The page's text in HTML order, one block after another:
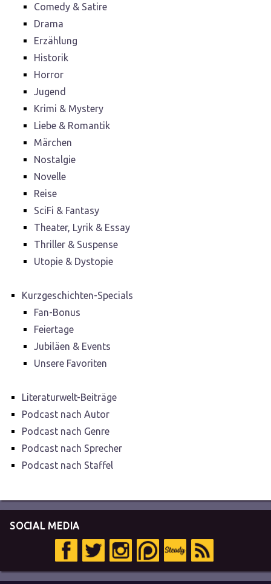
Comedy & Satire
Drama
Erzählung
Historik
Horror
Jugend
Krimi & Mystery
Liebe & Romantik
Märchen
Nostalgie
Novelle
Reise
SciFi & Fantasy
Theater, Lyrik & Essay
Thriller & Suspense
Utopie & Dystopie
Kurzgeschichten-Specials
Fan-Bonus
Feiertage
Jubiläen & Events
Unsere Favoriten
Literaturwelt-Beiträge
Podcast nach Autor
Podcast nach Genre
Podcast nach Sprecher
Podcast nach Staffel
SOCIAL MEDIA